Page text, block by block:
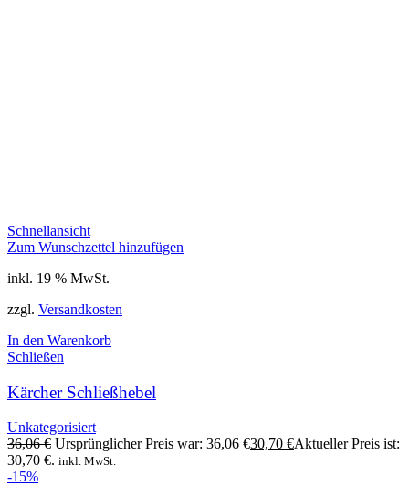
Schnellansicht
Zum Wunschzettel hinzufügen
inkl. 19 % MwSt.
zzgl. Versandkosten
In den Warenkorb
Schließen
Kärcher Schließhebel
Unkategorisiert
36,06€ Ursprünglicher Preis war: 36,06 €30,70 €Aktueller Preis ist:
30,70 €. inkl. MwSt.
-15%